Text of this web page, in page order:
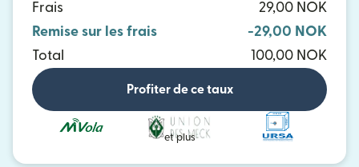
Frais
29,00 NOK
Remise sur les frais
-29,00 NOK
Total
100,00 NOK
Profiter de ce taux
et plus